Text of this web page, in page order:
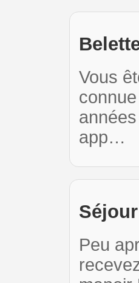
Vous
app…
Peu